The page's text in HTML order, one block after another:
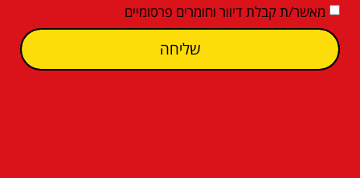
מאשר/ת קבלת דיוור וחומרים פרסומיים
שליחה